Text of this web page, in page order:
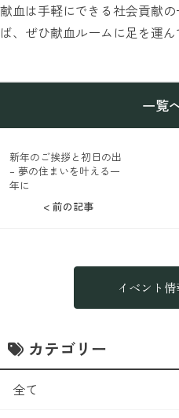
献血は手軽にできる社会貢献
ば、ぜひ献血ルームに足を運
< 前の記事
新年のご挨拶と初日の出
– 夢の住まいを叶える一
年に
一覧
イベント
カテゴリー
全て